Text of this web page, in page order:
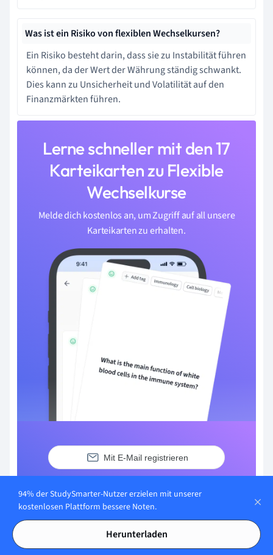
Was ist ein Risiko von flexiblen Wechselkursen?
Ein Risiko besteht darin, dass sie zu Instabilität führen
können, da der Wert der Währung ständig schwankt.
Dies kann zu Unsicherheit und Volatilität auf den
Finanzmärkten führen.
Lerne schneller mit den 17
Karteikarten zu Flexible
Wechselkurse
Melde dich kostenlos an, um Zugriff auf all unsere
Karteikarten zu erhalten.
Mit E-Mail registrieren
94% der StudySmarter-Nutzer erzielen mit unserer
kostenlosen Plattform bessere Noten.
Herunterladen